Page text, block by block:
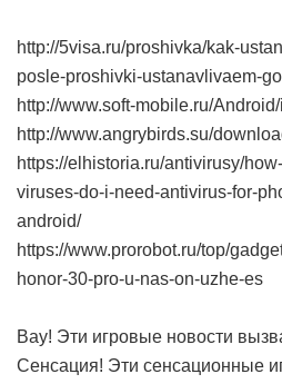
http://5visa.ru/proshivka/kak-
posle-proshivki-ustanavlivaem-
http://www.soft-mobile.ru/
http://www.angrybirds.su/
https://elhistoria.ru/antivirusy/
viruses-do-i-need-antivirus-for-
android/
https://www.prorobot.ru/top/
honor-30-pro-u-nas-on-uzhe-es
Вау! Эти игровые новости
Сенсация! Эти сенсационные